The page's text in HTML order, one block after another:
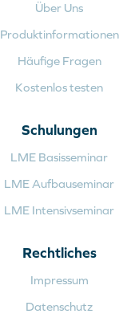
Über Uns
Produktinformationen
Häufige Fragen
Kostenlos testen
Schulungen
LME Basisseminar
LME Aufbauseminar
LME Intensivseminar
Rechtliches
Impressum
Datenschutz